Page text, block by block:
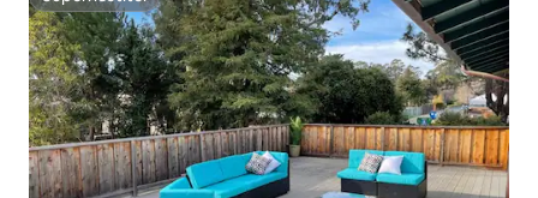
Superhostiteľ